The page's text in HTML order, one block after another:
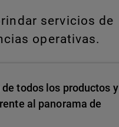
servicios de
operativas.
todos los productos y
al panorama de